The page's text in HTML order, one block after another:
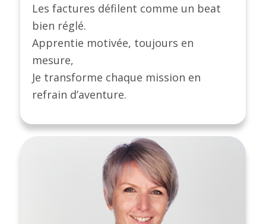
Les factures défilent comme un beat
bien réglé.
Apprentie motivée, toujours en
mesure,
Je transforme chaque mission en
refrain d’aventure.